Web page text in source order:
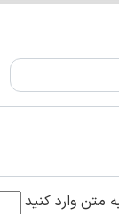
متن وارد کنید